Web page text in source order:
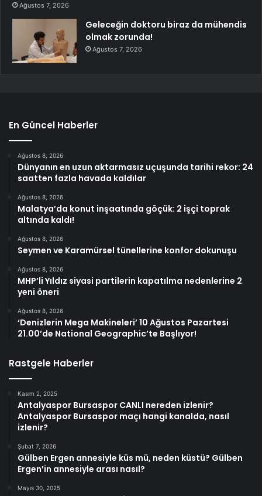
Ağustos 7, 2026
Geleceğin doktoru biraz da mühendis
olmak zorunda!
Ağustos 7, 2026
En Güncel Haberler
Ağustos 8, 2026
Dünyanın en uzun aktarmasız uçuşunda tarihi rekor: 24
saatten fazla havada kaldılar
Ağustos 8, 2026
Malatya’da konut inşaatında göçük: 2 işçi toprak
altında kaldı!
Ağustos 8, 2026
Seymen ve Karamürsel tünellerine konfor dokunuşu
Ağustos 8, 2026
MHP’li Yıldız siyasi partilerin kapatılma nedenlerine 2
yeni öneri
Ağustos 8, 2026
‘Denizlerin Mega Makineleri’ 10 Ağustos Pazartesi
21.00’de National Geographic’te Başlıyor!
Rastgele Haberler
Kasım 2, 2025
Antalyaspor Bursaspor CANLI nereden izlenir?
Antalyaspor Bursaspor maçı hangi kanalda, nasıl
izlenir?
Şubat 7, 2026
Gülben Ergen annesiyle küs mü, neden küstü? Gülben
Ergen’in annesiyle arası nasıl?
Mayıs 30, 2025